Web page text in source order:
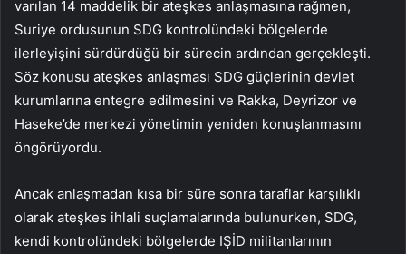
varılan 14 maddelik bir ateşkes anlaşmasına rağmen,
Suriye ordusunun SDG kontrolündeki bölgelerde
ilerleyişini sürdürdüğü bir sürecin ardından gerçekleşti.
Söz konusu ateşkes anlaşması SDG güçlerinin devlet
kurumlarına entegre edilmesini ve Rakka, Deyrizor ve
Haseke’de merkezi yönetimin yeniden konuşlanmasını
öngörüyordu.
Ancak anlaşmadan kısa bir süre sonra taraflar karşılıklı
olarak ateşkes ihlali suçlamalarında bulunurken, SDG,
kendi kontrolündeki bölgelerde IŞİD militanlarının